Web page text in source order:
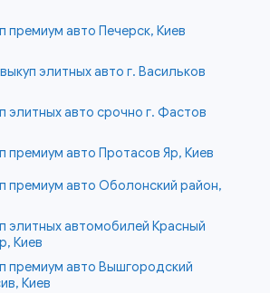
премиум авто Печерск, Киев
элитных авто г. Васильков
элитных авто срочно г. Фастов
премиум авто Протасов Яр, Киев
премиум авто Оболонский район,
элитных автомобилей Красный
Киев
премиум авто Вышгородский
Киев